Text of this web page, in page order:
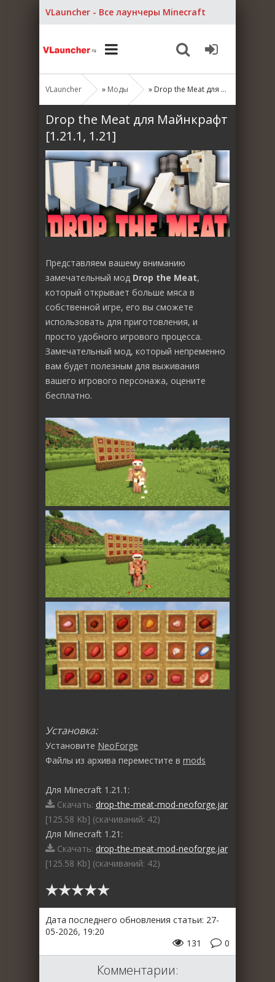
VLauncher - Все лаунчеры Minecraft
VLauncher » Моды » Drop the Meat для Майнкрафт [1.21.1, 1.21]
Drop the Meat для Майнкрафт
[1.21.1, 1.21]
Представляем вашему вниманию
замечательный мод Drop the Meat,
который открывает больше мяса в
собственной игре, его вы сможете
использовать для приготовления, и
просто удобного игрового процесса.
Замечательный мод, который непременно
вам будет полезным для выживания
вашего игрового персонажа, оцените
бесплатно.
Установка:
Установите NeoForge
Файлы из архива переместите в mods
Для Minecraft 1.21.1:
Скачать: drop-the-meat-mod-neoforge.jar
[125.58 Kb] (cкачиваний: 42)
Для Minecraft 1.21:
Скачать: drop-the-meat-mod-neoforge.jar
[125.58 Kb] (cкачиваний: 42)
Дата последнего обновления статьи: 27-
05-2026, 19:20
0
131
Комментарии: